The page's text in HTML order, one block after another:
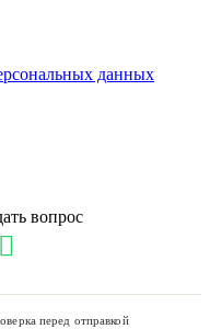
данных
вопрос
перед отправкой